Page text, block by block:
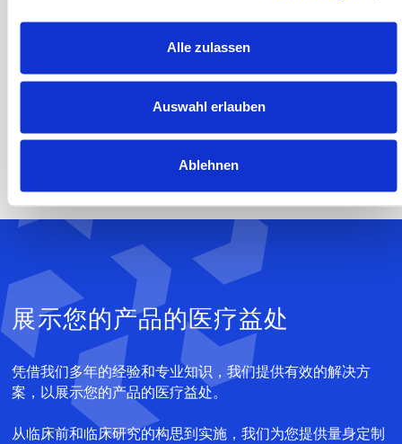
Alle zulassen
Auswahl erlauben
Ablehnen
目录
展示您的产品的医疗益处
凭借我们多年的经验和专业知识，我们提供有效的解决方
案，以展示您的产品的医疗益处。
从临床前和临床研究的构思到实施，我们为您提供量身定制